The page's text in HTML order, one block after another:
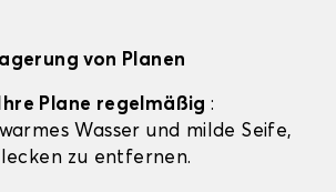
von Planen
Plane regelmäßig:
Wasser und milde Seife,
zu entfernen.